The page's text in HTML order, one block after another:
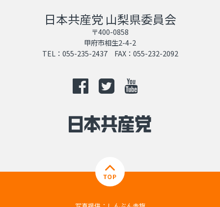
日本共産党 山梨県委員会
〒400-0858
甲府市相生2-4-2
TEL：055-235-2437 FAX：055-232-2092